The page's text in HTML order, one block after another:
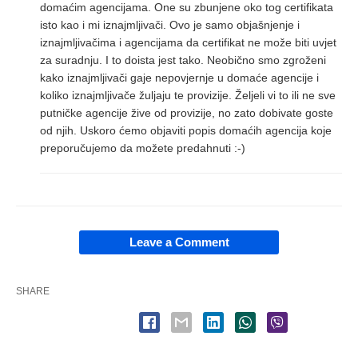
domaćim agencijama. One su zbunjene oko tog certifikata
isto kao i mi iznajmljivači. Ovo je samo objašnjenje i
iznajmljivačima i agencijama da certifikat ne može biti uvjet
za suradnju. I to doista jest tako. Neobično smo zgroženi
kako iznajmljivači gaje nepovjernje u domaće agencije i
koliko iznajmljivače žuljaju te provizije. Željeli vi to ili ne sve
putničke agencije žive od provizije, no zato dobivate goste
od njih. Uskoro ćemo objaviti popis domaćih agencija koje
preporučujemo da možete predahnuti :-)
Leave a Comment
SHARE